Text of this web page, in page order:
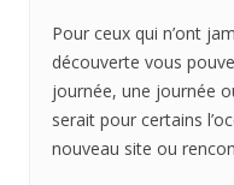
Pour ceux qui n’ont
découverte vous
journée, une journée
serait pour certains
nouveau site ou